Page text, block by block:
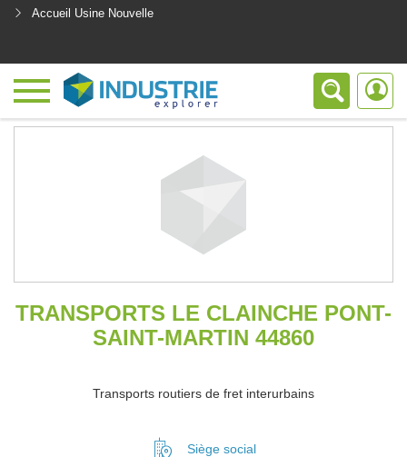
Accueil Usine Nouvelle
TRANSPORTS LE CLAINCHE PONT-
SAINT-MARTIN 44860
Transports routiers de fret interurbains
Siège social